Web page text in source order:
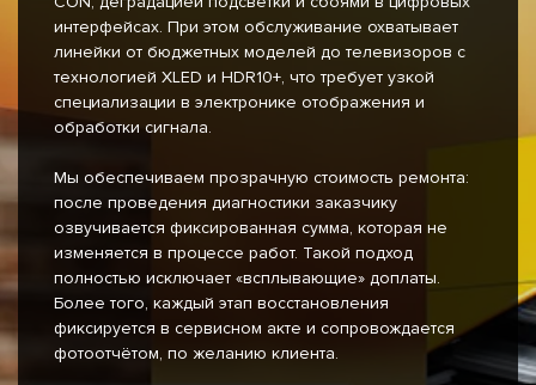
интерфейсах. При этом обслуживание охватывает
линейки от бюджетных моделей до телевизоров с
технологией XLED и HDR10+, что требует узкой
специализации в электронике отображения и
обработки сигнала.
Мы обеспечиваем прозрачную стоимость ремонта:
после проведения диагностики заказчику
озвучивается фиксированная сумма, которая не
изменяется в процессе работ. Такой подход
полностью исключает «всплывающие» доплаты.
Более того, каждый этап восстановления
фиксируется в сервисном акте и сопровождается
фотоотчётом, по желанию клиента.